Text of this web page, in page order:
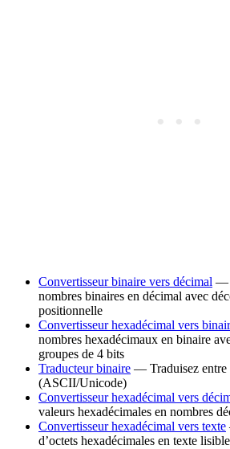
Convertisseur binaire vers décimal —
nombres binaires en décimal avec
positionnelle
Convertisseur hexadécimal vers
nombres hexadécimaux en binaire
groupes de 4 bits
Traducteur binaire — Traduisez entre
(ASCII/Unicode)
Convertisseur hexadécimal vers
valeurs hexadécimales en nombres
Convertisseur hexadécimal vers texte
d’octets hexadécimales en texte lisible